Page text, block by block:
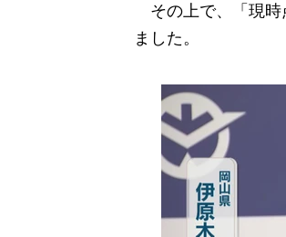
その上で、「現時
ました。